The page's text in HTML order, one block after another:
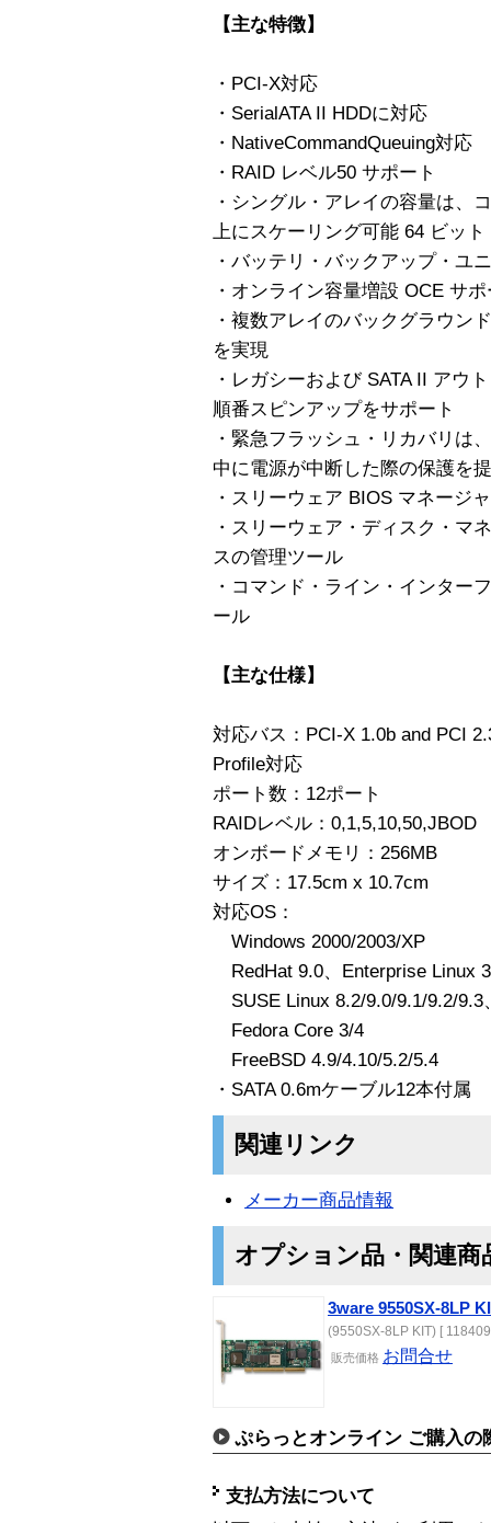
【主な特徴】
・PCI-X対応
・SerialATA II HDDに対応
・NativeCommandQueuing対応
・RAID レベル50 サポート
・シングル・アレイの容量は、
上にスケーリング可能 64 ビッ
・バッテリ・バックアップ・ユ
・オンライン容量増設 OCE サ
・複数アレイのバックグラウン
を実現
・レガシーおよび SATA II アウ
順番スピンアップをサポート
・緊急フラッシュ・リカバリは
中に電源が中断した際の保護を
・スリーウェア BIOS マネージ
・スリーウェア・ディスク・マ
スの管理ツール
・コマンド・ライン・インター
ール
【主な仕様】
対応バス：PCI-X 1.0b and PCI
Profile対応
ポート数：12ポート
RAIDレベル：0,1,5,10,50,JBOD
オンボードメモリ：256MB
サイズ：17.5cm x 10.7cm
対応OS：
Windows 2000/2003/XP
RedHat 9.0、Enterprise Linux
SUSE Linux 8.2/9.0/9.1/9.2/9.3
Fedora Core 3/4
FreeBSD 4.9/4.10/5.2/5.4
・SATA 0.6mケーブル12本付属
関連リンク
メーカー商品情報
オプション品・関連商
3ware 9550SX-8LP
(9550SX-8LP KIT) [
販売価格 お問合せ
ぷらっとオンライン ご購入の
支払方法について